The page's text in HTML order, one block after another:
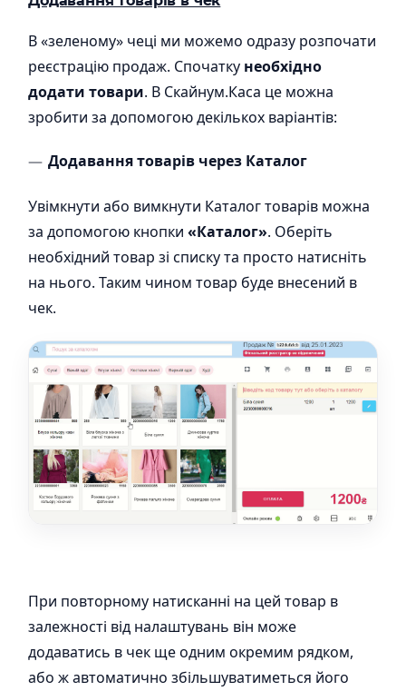
В «зеленому» чеці ми можемо одразу розпочати
реєстрацію продаж. Спочатку необхідно
додати товари. В Скайнум.Каса це можна
зробити за допомогою декількох варіантів:
Додавання товарів через Каталог
Увімкнути або вимкнути Каталог товарів можна
за допомогою кнопки «Каталог». Оберіть
необхідний товар зі списку та просто натисніть
на нього. Таким чином товар буде внесений в
чек.
При повторному натисканні на цей товар в
залежності від налаштувань він може
додаватись в чек ще одним окремим рядком,
або ж автоматично збільшуватиметься його